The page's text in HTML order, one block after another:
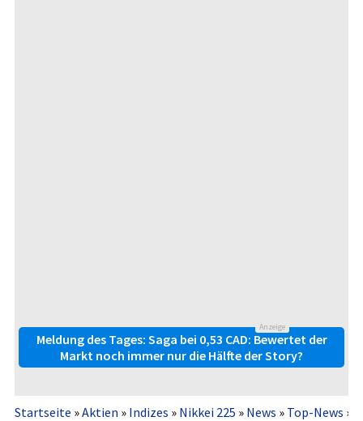
Anzeige
Meldung des Tages: Saga bei 0,53 CAD: Bewertet der
Markt noch immer nur die Hälfte der Story?
Startseite »Aktien » Indizes » Nikkei 225 » News » Top-News »